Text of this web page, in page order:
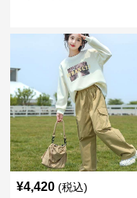
¥4,420 (税込)